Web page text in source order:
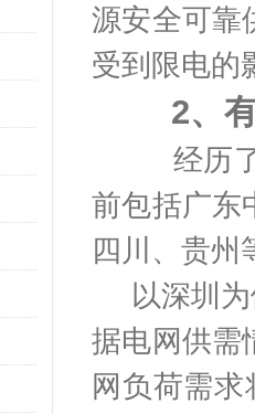
源安全可靠
受到限电的
2、
经历
前包括广东
四川、贵州
以深圳
据电网供需
网负荷需